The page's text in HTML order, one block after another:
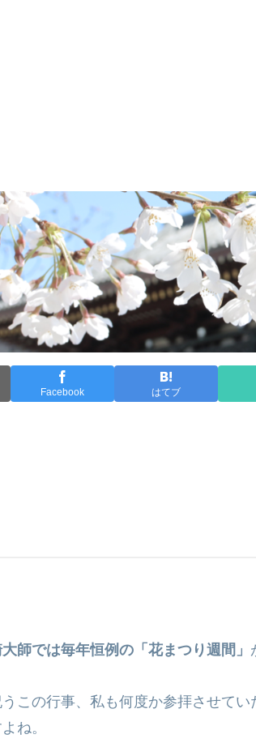
Facebook はてブ
師では毎年恒例の「花まつり週間」
この行事、私も何度か参拝させて
ね。